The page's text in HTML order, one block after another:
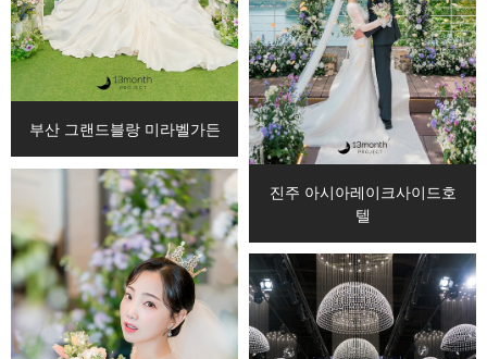
부산 그랜드블랑 미라벨가든
진주 아시아레이크사이드호
텔